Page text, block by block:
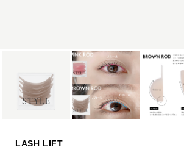
LASH LIFT